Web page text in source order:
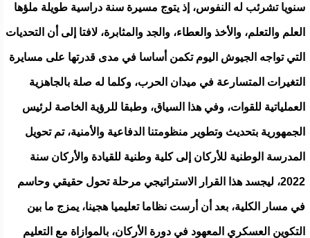
سنويا تشرئب له النفوس، إذ يتوج مسيرة سنة دراسية طويلة ملؤها
العلم والتعلم، والأخذ والعطاء، والجد والمثابرة، لافتا إلى أن التحديات
التي تواجه الجيوش اليوم تكمن أساسا في مدى قدرتها على مسايرة
التغيرات المتسارعة في ميدان الحرب، وكلما له صلة بالجاهزية
العملياتية للقوات، وفي هذا السياق، وطبقا للرؤية الخاصة لرئيس
الجمهورية بتحديث وتطوير منظومتنا الدفاعية والأمنية، تم تحويل
المدرسة الوطنية للأركان إلى كلية وطنية للقيادة والأركان سنة
2022، ليجسد هذا القرار الاستراتيجي مرحلة تحول حقيقي وحاسم
في مسار الكلية، بعد أن أرست نظاما تعليميا هجينا، يمزج ما بين
التكوين العسكري المعهود في دورة الأركان، بالموازاة مع التعليم